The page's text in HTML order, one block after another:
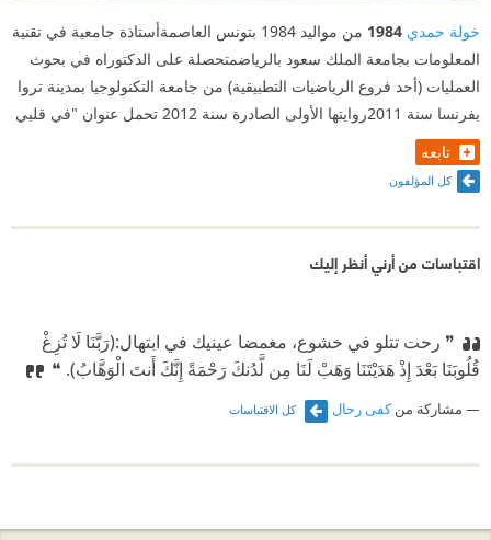
خولة حمدي 1984
من مواليد 1984 بتونس العاصمةأستاذة جامعية في تقنية
المعلومات بجامعة الملك سعود بالرياضمتحصلة على الدكتوراه في بحوث
العمليات (أحد فروع الرياضيات التطبيقية) من جامعة التكنولوجيا بمدينة تروا
بفرنسا سنة 2011روايتها الأولى الصادرة سنة 2012 تحمل عنوان "في قلبي
تابعه
كل المؤلفون
اقتباسات من أرني أنظر إليك
❞ رحت تتلو في خشوع، مغمضا عينيك في ابتهال:⁠‫(رَبَّنَا لَا تُزِغْ
قُلُوبَنَا بَعْدَ إِذْ هَدَيْتَنَا وَهَبْ لَنَا مِن لَّدُنكَ رَحْمَةً إِنَّكَ أَنتَ الْوَهَّابُ). ❝
مشاركة منكفى رحال كل الاقتباسات